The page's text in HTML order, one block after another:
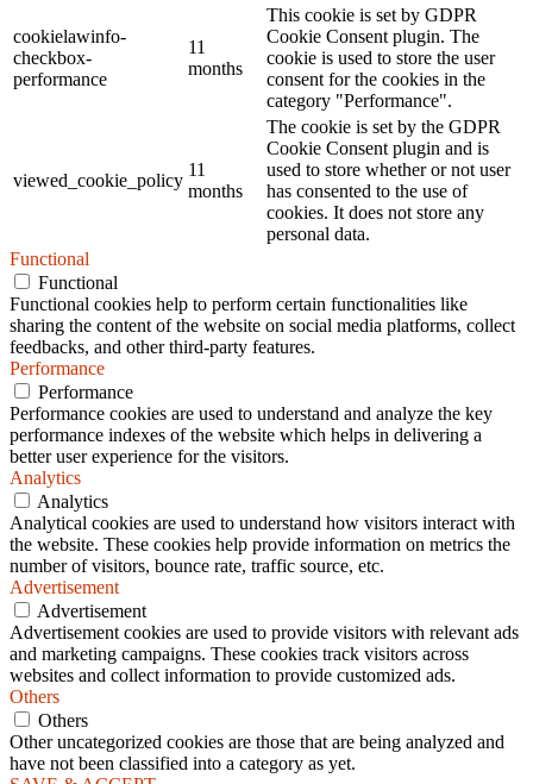
cookielawinfo-
checkbox-
performance
11
months
This cookie is set by GDPR
Cookie Consent plugin. The
cookie is used to store the user
consent for the cookies in the
category "Performance".
viewed_cookie_policy
11
months
The cookie is set by the GDPR
Cookie Consent plugin and is
used to store whether or not user
has consented to the use of
cookies. It does not store any
personal data.
Functional
Functional
Functional cookies help to perform certain functionalities like
sharing the content of the website on social media platforms, collect
feedbacks, and other third-party features.
Performance
Performance
Performance cookies are used to understand and analyze the key
performance indexes of the website which helps in delivering a
better user experience for the visitors.
Analytics
Analytics
Analytical cookies are used to understand how visitors interact with
the website. These cookies help provide information on metrics the
number of visitors, bounce rate, traffic source, etc.
Advertisement
Advertisement
Advertisement cookies are used to provide visitors with relevant ads
and marketing campaigns. These cookies track visitors across
websites and collect information to provide customized ads.
Others
Others
Other uncategorized cookies are those that are being analyzed and
have not been classified into a category as yet.